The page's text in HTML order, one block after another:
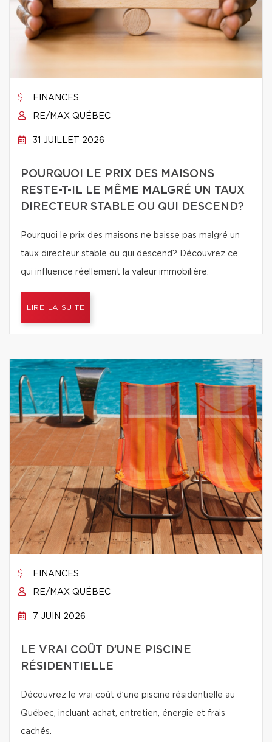
FINANCES
RE/MAX QUÉBEC
31 JUILLET 2026
POURQUOI LE PRIX DES MAISONS
RESTE-T-IL LE MÊME MALGRÉ UN TAUX
DIRECTEUR STABLE OU QUI DESCEND?
Pourquoi le prix des maisons ne baisse pas malgré un
taux directeur stable ou qui descend? Découvrez ce
qui influence réellement la valeur immobilière.
LIRE LA SUITE
FINANCES
RE/MAX QUÉBEC
7 JUIN 2026
LE VRAI COÛT D’UNE PISCINE
RÉSIDENTIELLE
Découvrez le vrai coût d’une piscine résidentielle au
Québec, incluant achat, entretien, énergie et frais
cachés.